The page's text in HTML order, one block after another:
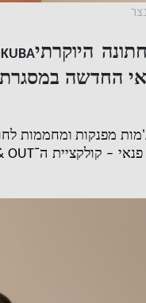
היוקרתי
החדשה
'מות מפנקות ומחממות
פנאי – קולקציית ה־–